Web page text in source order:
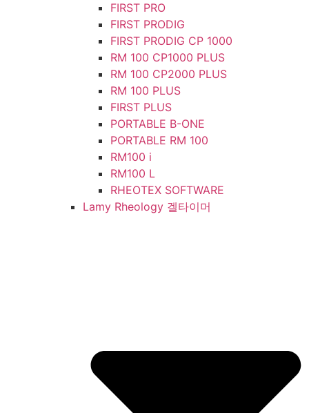
FIRST PRO
FIRST PRODIG
FIRST PRODIG CP 1000
RM 100 CP1000 PLUS
RM 100 CP2000 PLUS
RM 100 PLUS
FIRST PLUS
PORTABLE B-ONE
PORTABLE RM 100
RM100 i
RM100 L
RHEOTEX SOFTWARE
Lamy Rheology 겔타이머